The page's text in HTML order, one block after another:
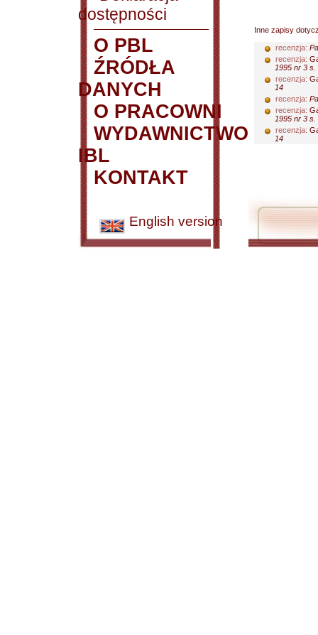
dostępności
O PBL
ŹRÓDŁA
DANYCH
O PRACOWNI
WYDAWNICTWO
IBL
KONTAKT
English version
Inne zapisy
recenzja:
recenzja:
1995 nr 3 s.
recenzja:
14
recenzja:
recenzja:
1995 nr 3 s.
recenzja:
14